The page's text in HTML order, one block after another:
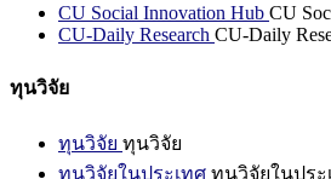
CU Social Innovation Hub CU
CU-Daily Research CU-Daily
ทุนวิจัย
ทุนวิจัย ทุนวิจัย
ทุนวิจัยในประเทศ ทุนวิจัยในประ